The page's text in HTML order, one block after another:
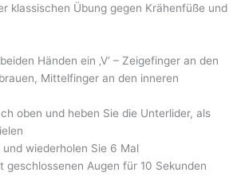
klassischen Übung gegen Krähenfüße und
Händen ein ‚V‘ – Zeigefinger an den
Mittelfinger an den inneren
oben und heben Sie die Unterlider, als
und wiederholen Sie 6 Mal
geschlossenen Augen für 10 Sekunden